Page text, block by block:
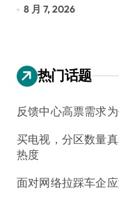
月 7, 2026
热门话题
反馈中心高票需求
买电视，分区数量
热度
面对网络拉踩车企